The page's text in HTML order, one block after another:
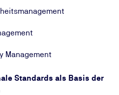
Management
Standards als Basis der